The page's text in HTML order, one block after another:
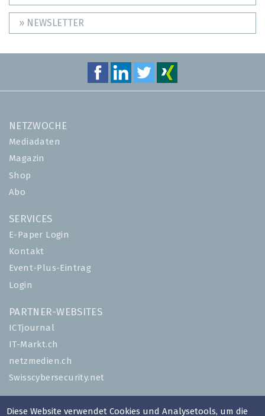
» NEWSLETTER
NETZWOCHE
Mediadaten
Magazin
Shop
Abo
SERVICES
E-Paper Login
Kontakt
Event-Plus-Eintrag
Login
PARTNER-WEBSITES
ICTjournal
IT-Markt.ch
netzmedien.ch
Swisscybersecurity.net
Diese Website verwendet Cookies und Analysetools, um die